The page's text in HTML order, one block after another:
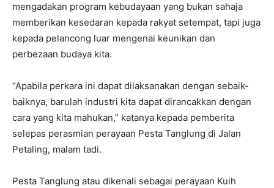
mengadakan program kebudayaan yang bukan sahaja
memberikan kesedaran kepada rakyat setempat, tapi juga
kepada pelancong luar mengenai keunikan dan
perbezaan budaya kita.
“Apabila perkara ini dapat dilaksanakan dengan sebaik-
baiknya, barulah industri kita dapat dirancakkan dengan
cara yang kita mahukan,” katanya kepada pemberita
selepas perasmian perayaan Pesta Tanglung di Jalan
Petaling, malam tadi.
Pesta Tanglung atau dikenali sebagai perayaan Kuih